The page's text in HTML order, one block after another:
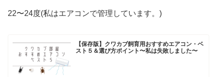
22〜24度(私はエアコンで管理しています。)
【保存版】クワカブ飼育用おすすめエアコン・ベ
スト５＆選び方ポイント〜私は失敗しました〜